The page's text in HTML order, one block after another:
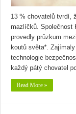
13 % chovatelů tvrdí,
mazlíčků. Společnost
provedly průzkum
koutů světa*.
technologie
každý pátý chovatel
Read More »